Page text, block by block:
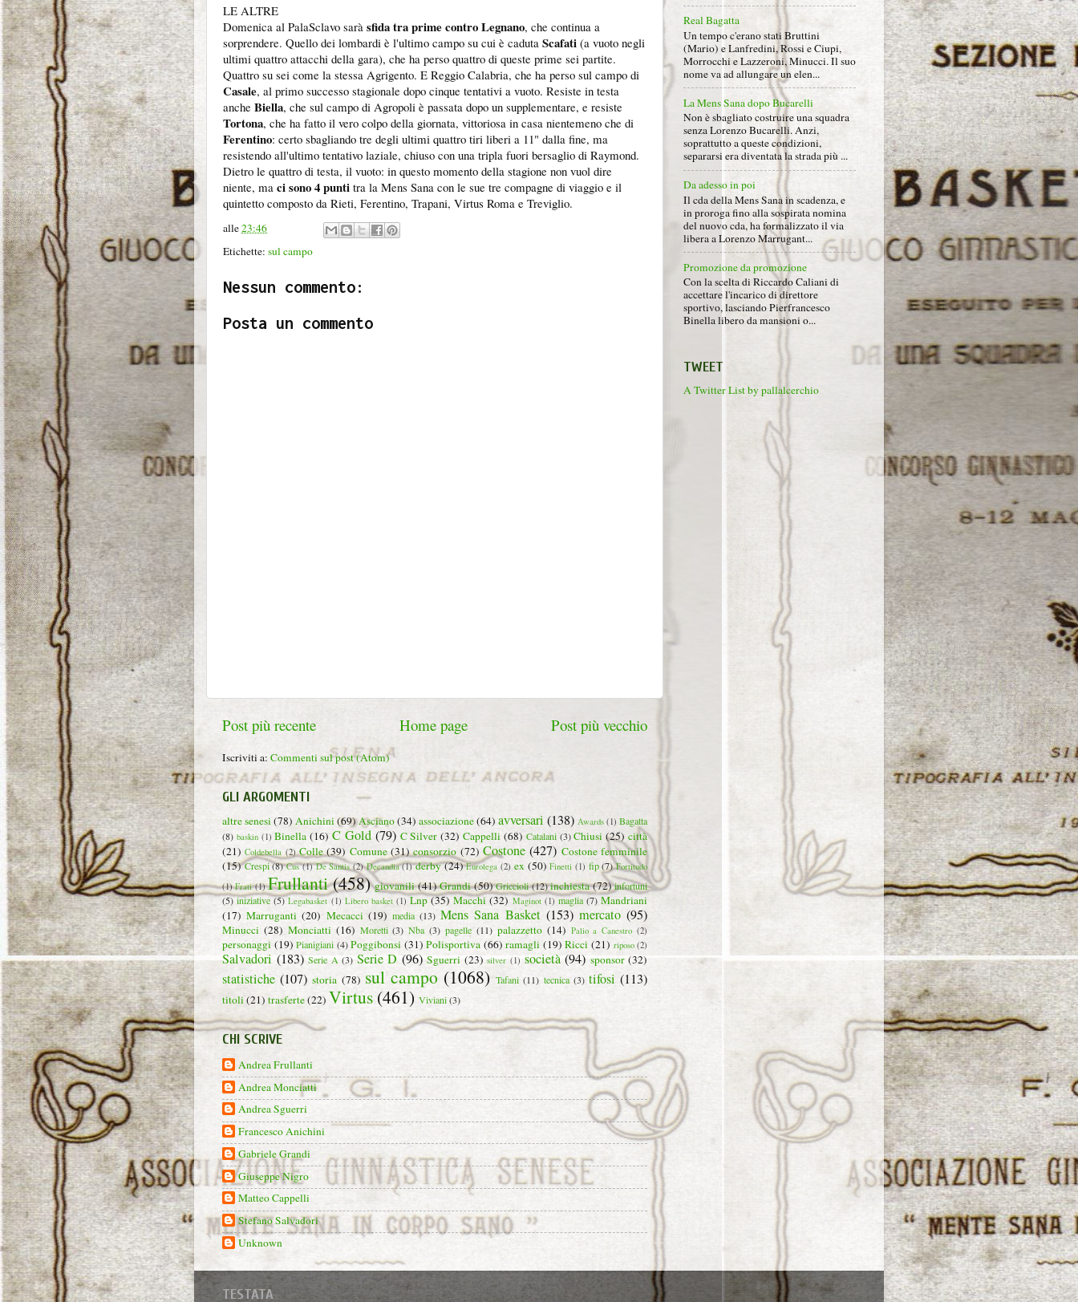
LE ALTRE
Domenica al PalaSclavo sarà sfida tra prime contro Legnano, che continua a
sorprendere. Quello dei lombardi è l'ultimo campo su cui è caduta Scafati (a vuoto negli
ultimi quattro attacchi della gara), che ha perso quattro di queste prime sei partite.
Quattro su sei come la stessa Agrigento. E Reggio Calabria, che ha perso sul campo di
Casale, al primo successo stagionale dopo cinque tentativi a vuoto. Resiste in testa
anche Biella, che sul campo di Agropoli è passata dopo un supplementare, e resiste
Tortona, che ha fatto il vero colpo della giornata, vittoriosa in casa nientemeno che di
Ferentino: certo sbagliando tre degli ultimi quattro tiri liberi a 11" dalla fine, ma
resistendo all'ultimo tentativo laziale, chiuso con una tripla fuori bersaglio di Raymond.
Dietro le quattro di testa, il vuoto: in questo momento della stagione non vuol dire
niente, ma ci sono 4 punti tra la Mens Sana con le sue tre compagne di viaggio e il
quintetto composto da Rieti, Ferentino, Trapani, Virtus Roma e Treviglio.
alle23:46
Etichette: sul campo
Nessun commento:
Posta un commento
Post più recente Post più vecchio
Home page
Iscriviti a: Commenti sul post (Atom)
GLI ARGOMENTI
altre senesi(78) Anichini(69)Asciano(34) associazione(64) avversari (138) Awards (1) Bagatta
(8) baskin (1) Binella (16) C Gold (79) C Silver (32) Cappelli (68) Catalani (3) Chiusi (25) città
(21) Coldebella (2) Colle (39) Comune (31) consorzio (72) Costone (427) Costone femminile
(15) Crespi (8) Cus (1) De Santis (2) Decandia (1) derby (24) Eurolega (2) ex (50) Finetti (1) fip (7) Fortitudo
(1) Frati (1) Frullanti(458) giovanili(41)Grandi(50) Griccioli (12) inchiesta(72) infortuni
(5) iniziative (5) Legabasket (1) Libero basket (1) Lnp (35) Macchi (32) Maginot (1) maglia (7) Mandriani
(17) Marruganti (20) Mecacci (19) media (13) Mens Sana Basket (153) mercato (95)
Minucci (28) Monciatti (16) Moretti (3) Nba (3) pagelle (11) palazzetto (14) Palio a Canestro (2)
personaggi (19) Pianigiani (4) Poggibonsi (31) Polisportiva (66) ramagli (19) Ricci (21) riposo (2)
Salvadori (183) Serie A (3) Serie D (96) Sguerri (23) silver (1) società (94) sponsor (32)
statistiche (107) storia (78) sul campo (1068) Tafani (11) tecnica (3) tifosi (113)
titoli(21) trasferte(22) Virtus (461) Viviani(3)
CHI SCRIVE
Andrea Frullanti
Andrea Monciatti
Andrea Sguerri
Francesco Anichini
Gabriele Grandi
Giuseppe Nigro
Matteo Cappelli
Stefano Salvadori
Unknown
Real Bagatta
Un tempo c'erano stati Bruttini
(Mario) e Lanfredini, Rossi e Ciupi,
Morrocchi e Lazzeroni, Minucci. Il suo
nome va ad allungare un elen...
La Mens Sana dopo Bucarelli
Non è sbagliato costruire una squadra
senza Lorenzo Bucarelli. Anzi,
soprattutto a queste condizioni,
separarsi era diventata la strada più ...
Da adesso in poi
Il cda della Mens Sana in scadenza, e
in proroga fino alla sospirata nomina
del nuovo cda, ha formalizzato il via
libera a Lorenzo Marrugant...
Promozione da promozione
Con la scelta di Riccardo Caliani di
accettare l'incarico di direttore
sportivo, lasciando Pierfrancesco
Binella libero da mansioni o...
TWEET
A Twitter List by pallalcerchio
TESTATA